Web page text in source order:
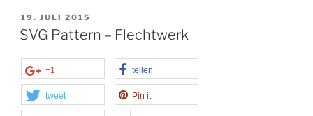
VERÖFFENTLICHT
AM
19. JULI 2015
SVG Pattern – Flechtwerk
+1 teilen
tweet Pin it